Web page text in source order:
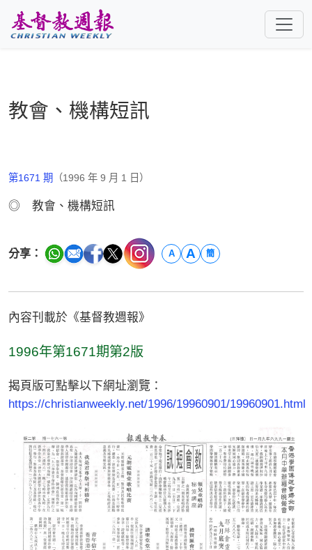
教會、機構短訊
第1671 期 （1996 年 9 月 1 日）
◎ 教會、機構短訊
分享： A A 簡
內容刊載於《基督教週報》
1996年第1671期第2版
揭頁版可點擊以下網址瀏覽：
https://christianweekly.net/1996/19960901/19960901.html